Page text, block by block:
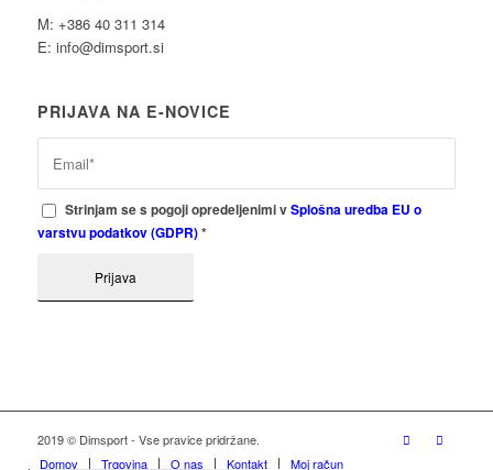
M: +386 40 311 314
E: info@dimsport.si
PRIJAVA NA E-NOVICE
Strinjam se s pogoji opredeljenimi vSplošna uredba EU o
varstvu podatkov (GDPR) *
2019 © Dimsport - Vse pravice pridržane.
Domov
Trgovina O nas Kontakt Moj račun